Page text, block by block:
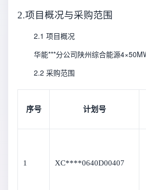
2.项目概况与采购范围
2.1 项目概况
华能***分公司陕州综合能源
2.2 采购范围
序号 计划号
1 XC****0640D00407